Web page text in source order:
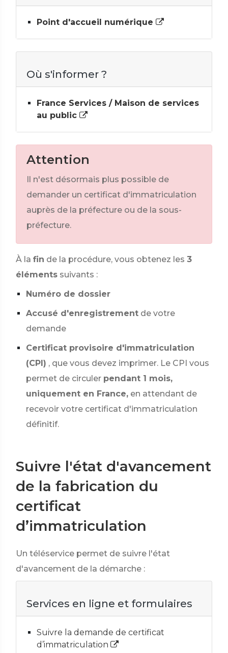
Point d'accueil numérique
Où s'informer ?
France Services / Maison de services
au public
Attention
Il n'est désormais plus possible de
demander un certificat d'immatriculation
auprès de la préfecture ou de la sous-
préfecture.
À la fin de la procédure, vous obtenez les 3
éléments suivants :
Numéro de dossier
Accusé d'enregistrement de votre
demande
Certificat provisoire d'immatriculation
(CPI) , que vous devez imprimer. Le CPI vous
permet de circuler pendant 1 mois,
uniquement en France, en attendant de
recevoir votre certificat d'immatriculation
définitif.
Suivre l'état d'avancement
de la fabrication du
certificat
d’immatriculation
Un téléservice permet de suivre l'état
d'avancement de la démarche :
Services en ligne et formulaires
Suivre la demande de certificat
d’immatriculation